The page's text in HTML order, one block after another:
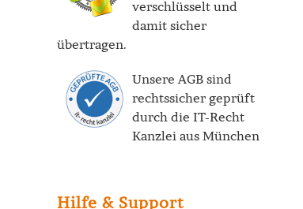
verschlüsselt und
damit sicher
übertragen.
Unsere AGB sind
rechtssicher geprüft
durch die IT-Recht
Kanzlei aus München
Hilfe & Support